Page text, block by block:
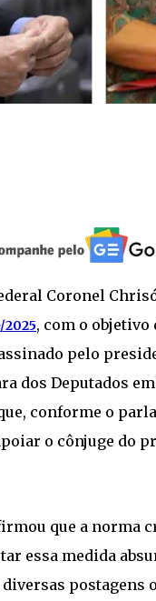
Coronel
2025, com o objetivo
assinado pelo
dos Deputados
conforme o
o cônjuge do
que a norma
essa medida
postagens